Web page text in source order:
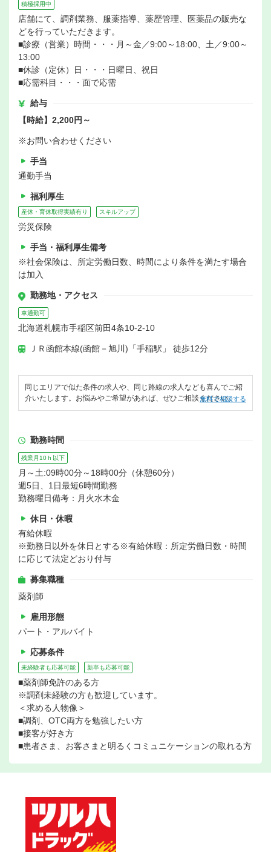
積極採用中
店舗にて、調剤業務、服薬指導、薬歴管理、医薬品の販売な
どを行っていただきます。
■診療（営業）時間・・・月～金／9:00～18:00、土／9:00～
13:00
■休診（定休）日・・・日曜日、祝日
■応需科目・・・面で応需
給与
【時給】2,200円～
※お問い合わせください
手当
通勤手当
福利厚生
産休・育休取得実績有り スキルアップ
労災保険
手当・福利厚生備考
※社会保険は、所定労働日数、時間により条件を満たす場合
は加入
勤務地・アクセス
車通勤可
北海道札幌市手稲区前田4条10-2-10
ＪＲ函館本線(函館－旭川)「手稲駅」 徒歩12分
同じエリアで似た条件の求人や、同じ路線の求人なども喜んでご紹
介いたします。お悩みやご希望があれば、ぜひご相談ください。
無料で相談する
勤務時間
残業月10ｈ以下
月～土:09時00分～18時00分（休憩60分）
週5日、1日最短6時間勤務
勤務曜日備考：月火水木金
休日・休暇
有給休暇
※勤務日以外を休日とする※有給休暇：所定労働日数・時間
に応じて法定どおり付与
募集職種
薬剤師
雇用形態
パート・アルバイト
応募条件
未経験者も応募可能 新卒も応募可能
■薬剤師免許のある方
※調剤未経験の方も歓迎しています。
＜求める人物像＞
■調剤、OTC両方を勉強したい方
■接客が好き方
■患者さま、お客さまと明るくコミュニケーションの取れる方